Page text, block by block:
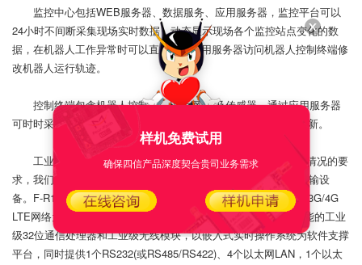
监控中心包括WEB服务器、数据服务、应用服务器，监控平台可以
24小时不间断采集现场实时数据，动态显示现场各个监控站点变化的数
据，在机器人工作异常时可以直接通过应用服务器访问机器人控制终端修
改机器人运行轨迹。
控制终端包含机器人控制器、以太网plc及传感器。通过应用服务器
可时时采集现场plc数据，并可以远程对PLC等设备控制及程序更新。
工业无线路由：鉴于采集器的接口和设备的工作环境等多种情况的要
求，我们选择厦门四信通讯有限公司的F-R100系列路由器作为传输设
备。F-R100系列Router是一种物联网无线通信路由器，利用公用3G/4G
LTE网络为用户提供无线长距离数据传输功能。该产品采用高性能的工业
级32位通信处理器和工业级无线模块，以嵌入式实时操作系统为软件支撑
平台，同时提供1个RS232(或RS485/RS422)、4个以太网LAN，1个以太
样机免费试用
确保四信产品深度契合贵司业务需求